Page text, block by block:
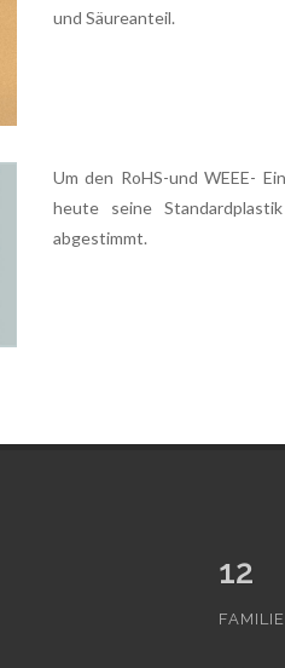
und Säureanteil.
Um den RoHS-und WEEE-
heute seine
abgestimmt.
12